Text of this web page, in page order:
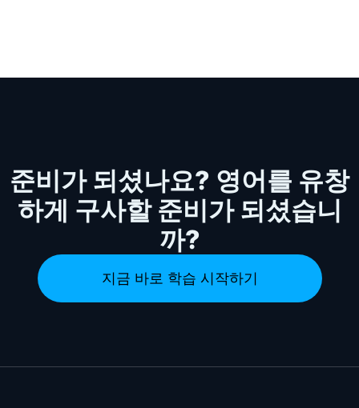
준비가 되셨나요? 영어를 유창
하게 구사할 준비가 되셨습니
까?
지금 바로 학습 시작하기